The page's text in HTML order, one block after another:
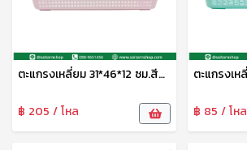
ตะแกรงเหลี่ยม 31*46*12 ซม.สีพาสเทล S-0079 SIP
฿ 205 / โหล ฿ 85 / โหล